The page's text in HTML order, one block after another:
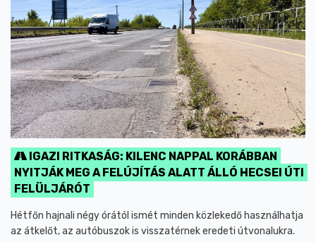
IGAZI RITKASÁG: KILENC NAPPAL KORÁBBAN
NYITJÁK MEG A FELÚJÍTÁS ALATT ÁLLÓ HECSEI ÚTI
FELÜLJÁRÓT
Hétfőn hajnali négy órától ismét minden közlekedő használhatja
az átkelőt, az autóbuszok is visszatérnek eredeti útvonalukra.